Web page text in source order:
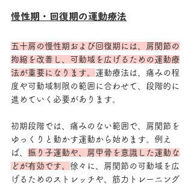
慢性期・回復期の運動療法
五十肩の慢性期および回復期には、肩関節の
拘縮を改善し、可動域を広げるための運動療
法が重要になります。 運動療法は、痛みの程
度や可動域制限の範囲に合わせて、段階的に
進めていく必要があります。
初期段階では、痛みのない範囲で、肩関節を
ゆっくりと動かす運動から始めます。例え
ば、 振り子運動や、肩甲骨を意識した運動な
どが有効です。 徐々に、肩関節の可動域を広
げるためのストレッチや、筋力トレーニング